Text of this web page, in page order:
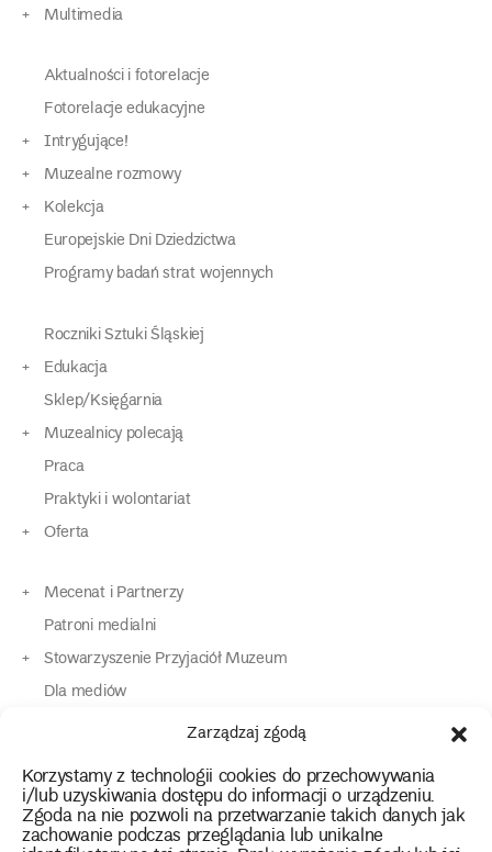
Zarządzaj zgodą
Korzystamy z technologii cookies do przechowywania
i/lub uzyskiwania dostępu do informacji o urządzeniu.
Zgoda na nie pozwoli na przetwarzanie takich danych jak
zachowanie podczas przeglądania lub unikalne
Multimedia
Aktualności i fotorelacje
Fotorelacje edukacyjne
Intrygujące!
Muzealne rozmowy
Kolekcja
Europejskie Dni Dziedzictwa
Programy badań strat wojennych
Roczniki Sztuki Śląskiej
Edukacja
Sklep/Księgarnia
Muzealnicy polecają
Praca
Praktyki i wolontariat
Oferta
Mecenat i Partnerzy
Patroni medialni
Stowarzyszenie Przyjaciół Muzeum
Dla mediów
Dla osób o specjalnych potrzebach
Kontakt